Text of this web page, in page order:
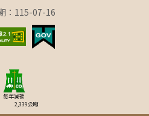
：115-07-16
每年減碳
2,339公噸